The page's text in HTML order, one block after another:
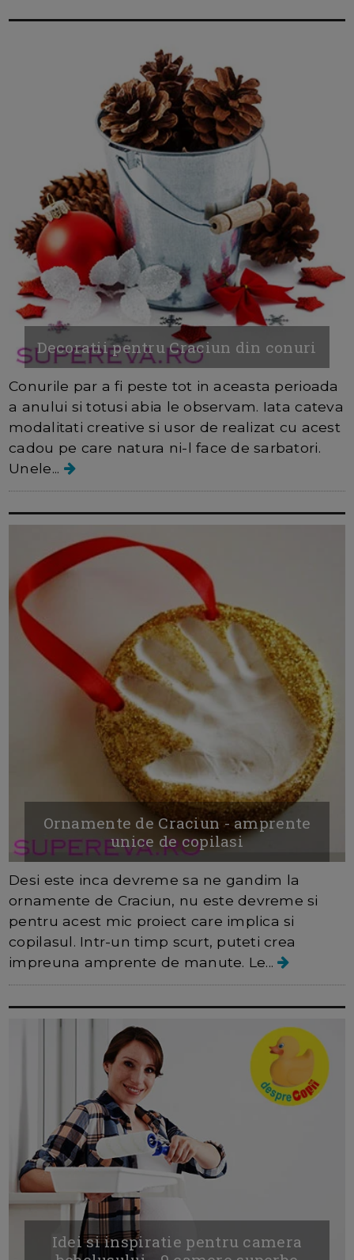
Decoratii pentru Craciun din conuri
Conurile par a fi peste tot in aceasta perioada
a anului si totusi abia le observam. Iata cateva
modalitati creative si usor de realizat cu acest
cadou pe care natura ni-l face de sarbatori.
Unele...
Ornamente de Craciun - amprente
unice de copilasi
Desi este inca devreme sa ne gandim la
ornamente de Craciun, nu este devreme si
pentru acest mic proiect care implica si
copilasul. Intr-un timp scurt, puteti crea
impreuna amprente de manute. Le...
Idei si inspiratie pentru camera